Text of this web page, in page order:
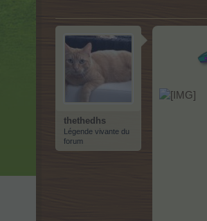
thethedhs
Légende vivante du
forum